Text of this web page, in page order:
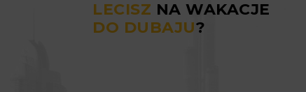
LECISZ NA WAKACJE
DO DUBAJU?